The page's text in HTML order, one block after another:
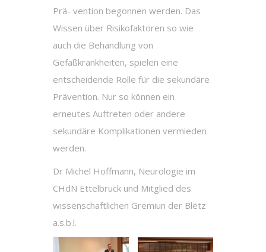
Prä- vention begonnen werden. Das
Wissen über Risikofaktoren so wie
auch die Behandlung von
Gefäßkrankheiten, spielen eine
entscheidende Rolle für die sekundäre
Prävention. Nur so können ein
erneutes Auftreten oder andere
sekundäre Komplikationen vermieden
werden.
Dr Michel Hoffmann, Neurologie im
CHdN Ettelbruck und Mitglied des
wissenschaftlichen Gremiun der Blëtz
a.s.b.l.